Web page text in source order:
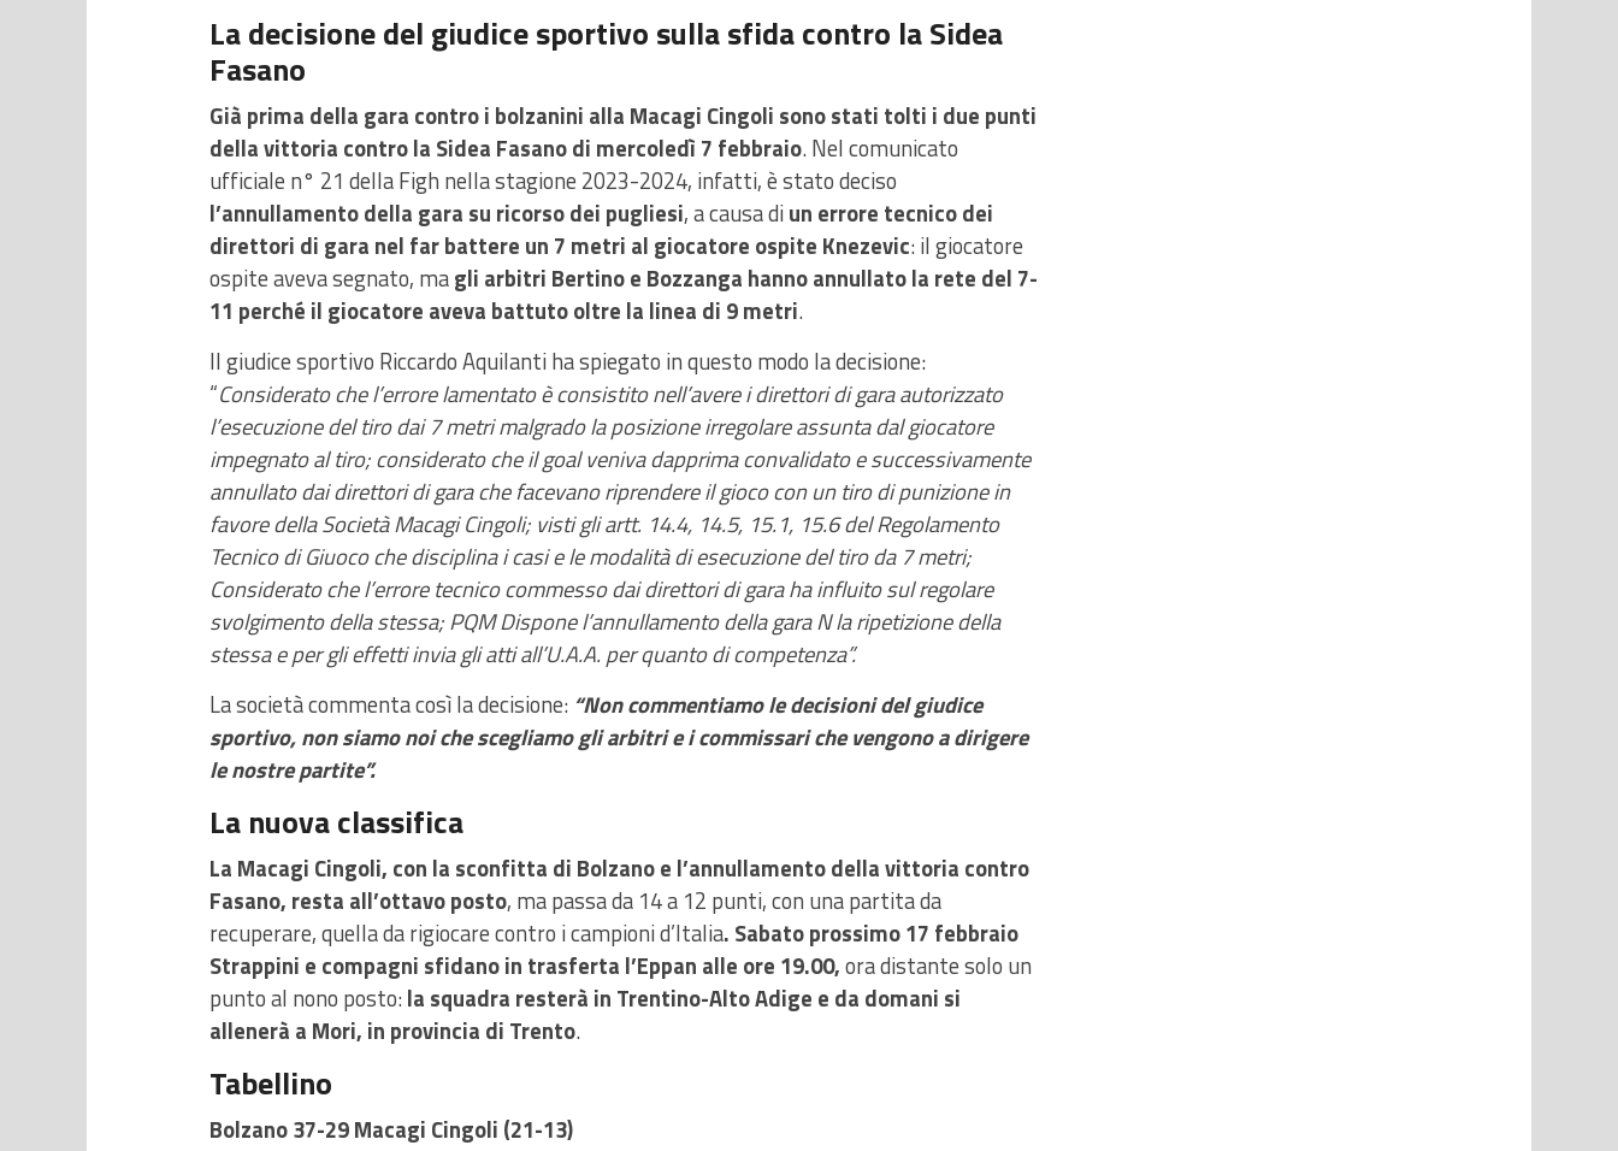
La decisione del giudice sportivo sulla sfida contro la Sidea
Fasano
Già prima della gara contro i bolzanini alla Macagi Cingoli sono stati tolti i due punti
della vittoria contro la Sidea Fasano di mercoledì 7 febbraio. Nel comunicato
ufficiale n° 21 della Figh nella stagione 2023-2024, infatti, è stato deciso
l’annullamento della gara su ricorso dei pugliesi, a causa diun errore tecnico dei
direttori di gara nel far battere un 7 metri al giocatore ospite Knezevic: il giocatore
ospite aveva segnato, magli arbitri Bertino e Bozzanga hanno annullato la rete del 7-
11 perché il giocatore aveva battuto oltre la linea di 9 metri.
Il giudice sportivo Riccardo Aquilanti ha spiegato in questo modo la decisione:
“Considerato che l’errore lamentato è consistito nell’avere i direttori di gara autorizzato
l’esecuzione del tiro dai 7 metri malgrado la posizione irregolare assunta dal giocatore
impegnato al tiro; considerato che il goal veniva dapprima convalidato e successivamente
annullato dai direttori di gara che facevano riprendere il gioco con un tiro di punizione in
favore della Società Macagi Cingoli; visti gli artt. 14.4, 14.5, 15.1, 15.6 del Regolamento
Tecnico di Giuoco che disciplina i casi e le modalità di esecuzione del tiro da 7 metri;
Considerato che l’errore tecnico commesso dai direttori di gara ha influito sul regolare
svolgimento della stessa; PQM Dispone l’annullamento della gara N la ripetizione della
stessa e per gli effetti invia gli atti all’U.A.A. per quanto di competenza”.
La società commenta così la decisione: “Non commentiamo le decisioni del giudice
sportivo, non siamo noi che scegliamo gli arbitri e i commissari che vengono a dirigere
le nostre partite”.
La nuova classifica
La Macagi Cingoli, con la sconfitta di Bolzano e l’annullamento della vittoria contro
Fasano, resta all’ottavo posto, ma passa da 14 a 12 punti, con una partita da
recuperare, quella da rigiocare contro i campioni d’Italia. Sabato prossimo 17 febbraio
Strappini e compagni sfidano in trasferta l’Eppan alle ore 19.00,ora distante solo un
punto al nono posto:la squadra resterà in Trentino-Alto Adige e da domani si
allenerà a Mori, in provincia di Trento.
Tabellino
Bolzano 37-29 Macagi Cingoli (21-13)